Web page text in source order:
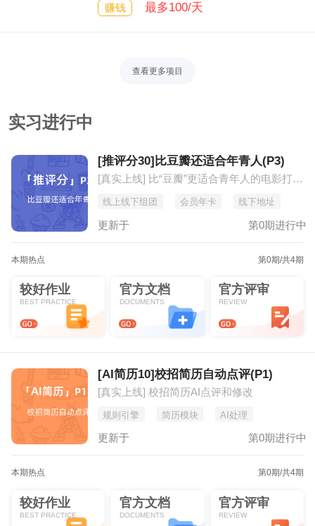
赚钱 最多100/天
查看更多项目
实习进行中
[推评分30]比豆瓣还适合年青人(P3)
[真实上线] 比“豆瓣”更适合青年人的电影打分推荐平台
线上线下组团 会员年卡 线下地址
更新于 第0期进行中
本期热点 第0期/共4期
较好作业
BEST PRACTICE
官方文档
DOCUMENTS
官方评审
REVIEW
[AI简历10]校招简历自动点评(P1)
[真实上线] 校招简历AI点评和修改
规则引擎 简历模块 AI处理
更新于 第0期进行中
本期热点 第0期/共4期
较好作业
BEST PRACTICE
官方文档
DOCUMENTS
官方评审
REVIEW